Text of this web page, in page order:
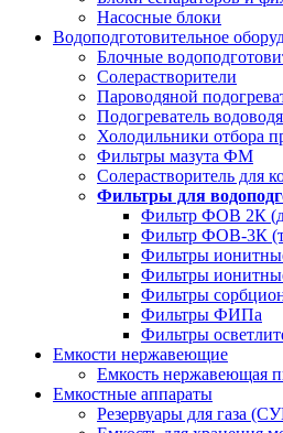
Насосные блоки
Водоподготовительное
Блочные
Солерастворители
Пароводяной
Подогреватель
Холодильники отбора
Фильтры мазута ФМ
Солерастворитель для
Фильтры для
Фильтр ФОВ 2К
Фильтр ФОВ-3К
Фильтры
Фильтры
Фильтры
Фильтры ФИПа
Фильтры
Емкости нержавеющие
Емкость нержавеющая
Емкостные аппараты
Резервуары для газа